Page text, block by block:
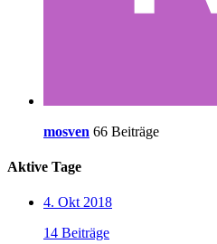
mosven 66 Beiträge
Aktive Tage
4. Okt 2018
14 Beiträge